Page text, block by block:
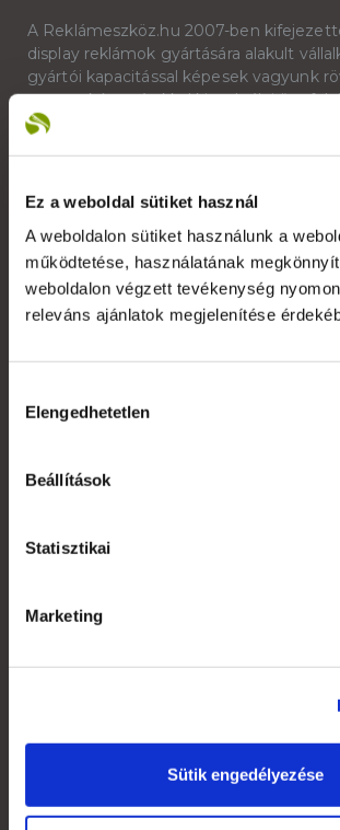
Ez a weboldal sütiket használ
A weboldalon sütiket használunk a
működtetése, használatának
weboldalon végzett tevékenység
releváns ajánlatok megjelenítése
kiválasztása
Elengedhetetlen
Beállítások
Statisztikai
Marketing
Sütik engedélyezése
A Reklámeszköz.hu 2007-ben
display reklámok gyártására alakult
gyártói kapacitással képesek vagyunk
versenyképes árakkal kiszolgálni
+36 1 783 5355
Saját fiók
Kapcsolat
Szakmai szótár
Garanciális feltételek
Mi az a süti?
Általános Szerződési Feltételek
Adatkezelési tájékoztató